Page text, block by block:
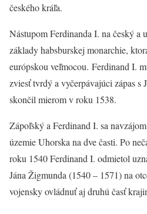
českého kráľa.
Nástupom Ferdinanda I. na český a
základy habsburskej monarchie,
európskou veľmocou. Ferdinand I.
zviesť tvrdý a vyčerpávajúci zápas s
skončil mierom v roku 1538.
Zápoľský a Ferdinand I. sa
územie Uhorska na dve časti. Po
roku 1540 Ferdinand I. odmietol
Jána Žigmunda (1540 – 1571) na
vojensky ovládnuť aj druhú časť